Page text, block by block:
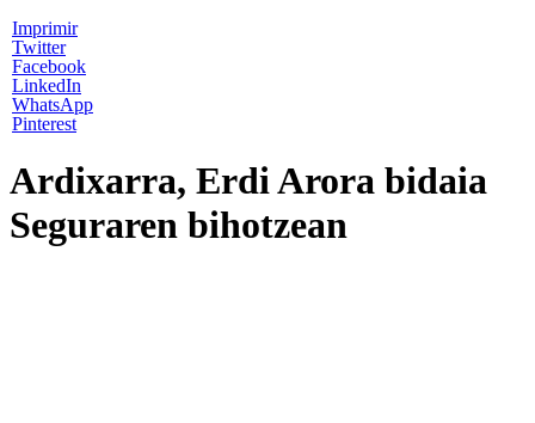
Imprimir
Twitter
Facebook
LinkedIn
WhatsApp
Pinterest
Ardixarra, Erdi Arora bidaia
Seguraren bihotzean